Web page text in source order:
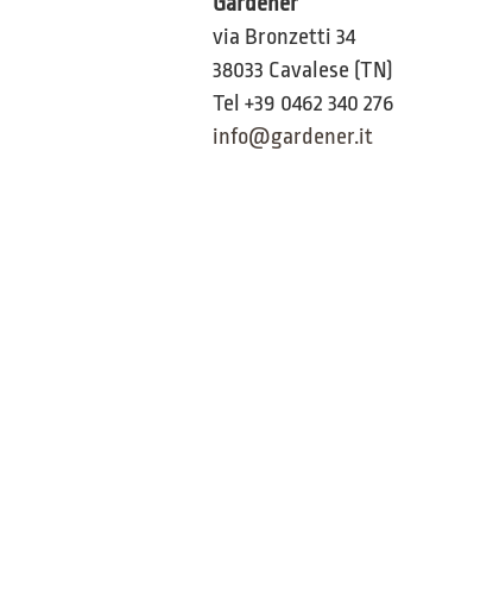
via Bronzetti 34
38033 Cavalese (TN)
Tel +39 0462 340 276
info@gardener.it